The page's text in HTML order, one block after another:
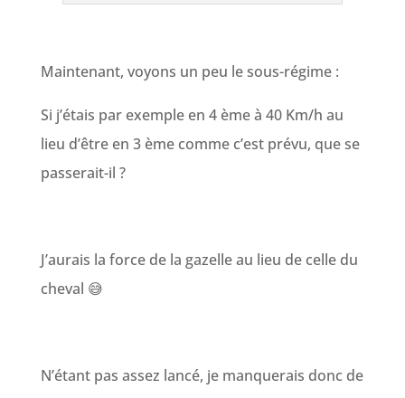
Maintenant, voyons un peu le sous-régime :
Si j’étais par exemple en 4 ème à 40 Km/h au
lieu d’être en 3 ème comme c’est prévu, que se
passerait-il ?
J’aurais la force de la gazelle au lieu de celle du
cheval 😅
N’étant pas assez lancé, je manquerais donc de